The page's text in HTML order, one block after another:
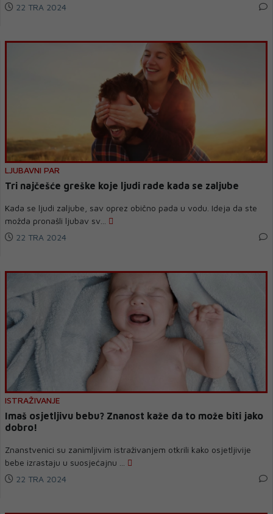
22 TRA 2024
LJUBAVNI PAR
Tri najčešće greške koje ljudi rade kada se zaljube
Kada se ljudi zaljube, sav oprez obično pada u vodu. Ideja da ste
možda pronašli ljubav sv...
22 TRA 2024
ISTRAŽIVANJE
Imaš osjetljivu bebu? Znanost kaže da to može biti jako
dobro!
Znanstvenici su zanimljivim istraživanjem otkrili kako osjetljivije
bebe izrastaju u suosjećajnu ...
22 TRA 2024